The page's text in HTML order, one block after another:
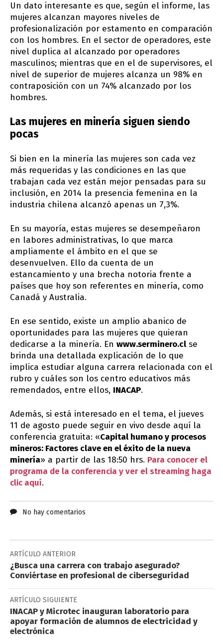
Un dato interesante es que, según el informe, las
mujeres alcanzan mayores niveles de
profesionalización por estamento en comparación
con los hombres. En el sector de operadores, este
nivel duplica al alcanzado por operadores
masculinos; mientras que en el de supervisores, el
nivel de superior de mujeres alcanza un 98% en
contraposición con un 74% alcanzado por los
hombres.
Las mujeres en minería siguen siendo
pocas
Si bien en la minería las mujeres son cada vez
más requeridas y las condiciones en las que
trabajan cada vez están mejor pensadas para su
inclusión, en 2014 la presencia femenina en la
industria chilena alcanzó apenas un 7,3%.
En su mayoría, estas mujeres se desempeñaron
en labores administrativas, lo que marca
ampliamente el ámbito en el que se
desenvuelven. Ello da cuenta de un
estancamiento y una brecha notoria frente a
países que hoy son referentes en minería, como
Canadá y Australia.
En ese sentido, existe un amplio abanico de
oportunidades para las mujeres que quieran
dedicarse a la minería. En www.serminero.cl se
brinda una detallada explicación de lo que
implica estudiar alguna carrera relacionada con el
rubro y cuáles son los centro educativos más
remendados, entre ellos, INACAP.
Además, si está interesado en el tema, el jueves
11 de agosto puede seguir en vivo desde aquí la
conferencia gratuita: «Capital humano y procesos
mineros: Factores clave en el éxito de la nueva
minería» a partir de las 18:50 hrs. Para conocer el
programa de la conferencia y ver el streaming haga
clic aquí.
No hay comentarios
ARTÍCULO ANTERIOR
¿Busca una carrera con trabajo asegurado?
Conviértase en profesional de ciberseguridad
ARTÍCULO SIGUIENTE
INACAP y Microtec inauguran laboratorio para
apoyar formación de alumnos de electricidad y
electrónica